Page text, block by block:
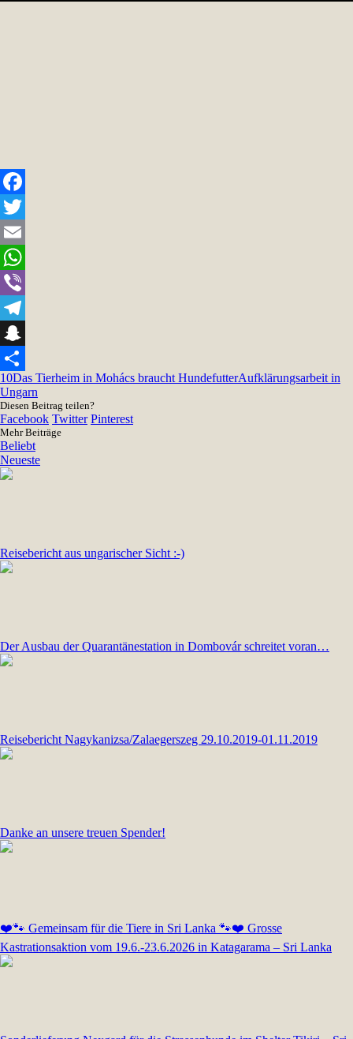
Facebook
Twitter
Email
WhatsApp
Viber
Telegram
Snapchat
Teilen
10Das Tierheim in Mohács braucht HundefutterAufklärungsarbeit in
Ungarn
Diesen Beitrag teilen?
Facebook Twitter Pinterest
Mehr Beiträge
Beliebt
Neueste
Reisebericht aus ungarischer Sicht :-)
Der Ausbau der Quarantänestation in Dombovár schreitet voran…
Reisebericht Nagykanizsa/Zalaegerszeg 29.10.2019-01.11.2019
Danke an unsere treuen Spender!
❤️🐾 Gemeinsam für die Tiere in Sri Lanka 🐾❤️ Grosse
Kastrationsaktion vom 19.6.-23.6.2026 in Katagarama – Sri Lanka